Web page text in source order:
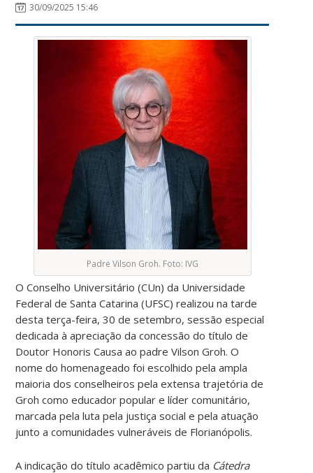
30/09/2025 15:46
Padre Vilson Groh. Foto: IVG
O Conselho Universitário (CUn) da Universidade
Federal de Santa Catarina (UFSC) realizou na tarde
desta terça-feira, 30 de setembro, sessão especial
dedicada à apreciação da concessão do título de
Doutor Honoris Causa ao padre Vilson Groh. O
nome do homenageado foi escolhido pela ampla
maioria dos conselheiros pela extensa trajetória de
Groh como educador popular e líder comunitário,
marcada pela luta pela justiça social e pela atuação
junto a comunidades vulneráveis de Florianópolis.
A indicação do título acadêmico partiu da Cátedra